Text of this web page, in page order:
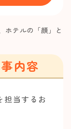
ホテルの「顔」と
内容
担当するお